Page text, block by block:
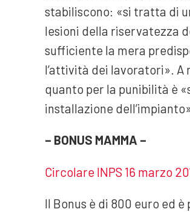
stabiliscono: «si tratta di
lesioni della riservatezza
sufficiente la mera
l’attività dei lavoratori». A
quanto per la punibilità è
installazione
– BONUS MAMMA –
Circolare INPS 16 marzo
Il Bonus è di 800 euro ed